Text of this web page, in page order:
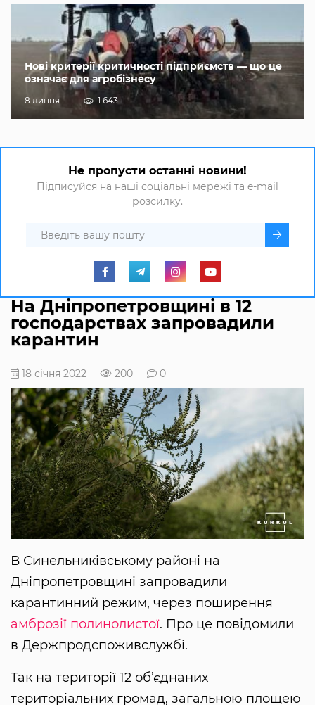
Нові критерії критичності підприємств — що це
означає для агробізнесу
8 липня 1 643
Не пропусти останні новини!
Підписуйся на наші соціальні мережі та e-mail
розсилку.
На Дніпропетровщині в 12
господарствах запровадили
карантин
18 січня 2022 200 0
В Синельниківському районі на
Дніпропетровщині запровадили
карантинний режим, через поширення
амброзії полинолистої. Про це повідомили
в Держпродспоживслужбі.
Так на території 12 об’єднаних
територіальних громад, загальною площею